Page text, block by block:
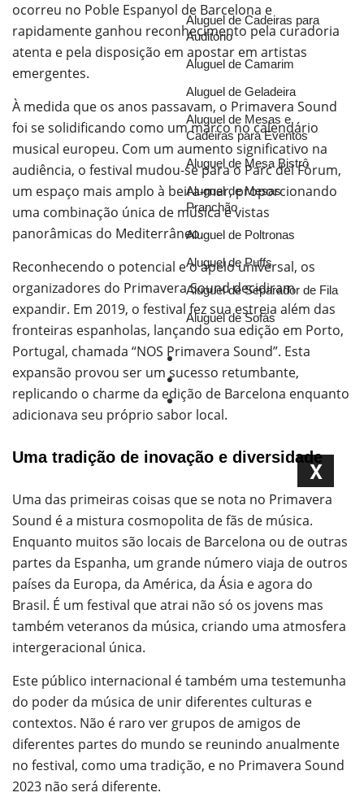
Aluguel de Cadeiras para
Auditório
Aluguel de Camarim
Aluguel de Geladeira
Aluguel de Mesas e
Cadeiras para Eventos
Aluguel de Mesa Bistrô
Aluguel de Mesas
Pranchão
Aluguel de Poltronas
Aluguel de Puffs
Aluguel de Separador de Fila
Aluguel de Sofás
Portfólio
Blog
Orçamento
X
ocorreu no Poble Espanyol de Barcelona e
rapidamente ganhou reconhecimento pela curadoria
atenta e pela disposição em apostar em artistas
emergentes.
À medida que os anos passavam, o Primavera Sound
foi se solidificando como um marco no calendário
musical europeu. Com um aumento significativo na
audiência, o festival mudou-se para o Parc del Fòrum,
um espaço mais amplo à beira-mar, proporcionando
uma combinação única de música e vistas
panorâmicas do Mediterrâneo.
Reconhecendo o potencial e o apelo universal, os
organizadores do Primavera Sound decidiram
expandir. Em 2019, o festival fez sua estreia além das
fronteiras espanholas, lançando sua edição em Porto,
Portugal, chamada “NOS Primavera Sound”. Esta
expansão provou ser um sucesso retumbante,
replicando o charme da edição de Barcelona enquanto
adicionava seu próprio sabor local.
Uma tradição de inovação e diversidade
Uma das primeiras coisas que se nota no Primavera
Sound é a mistura cosmopolita de fãs de música.
Enquanto muitos são locais de Barcelona ou de outras
partes da Espanha, um grande número viaja de outros
países da Europa, da América, da Ásia e agora do
Brasil. É um festival que atrai não só os jovens mas
também veteranos da música, criando uma atmosfera
intergeracional única.
Este público internacional é também uma testemunha
do poder da música de unir diferentes culturas e
contextos. Não é raro ver grupos de amigos de
diferentes partes do mundo se reunindo anualmente
no festival, como uma tradição, e no Primavera Sound
2023 não será diferente.